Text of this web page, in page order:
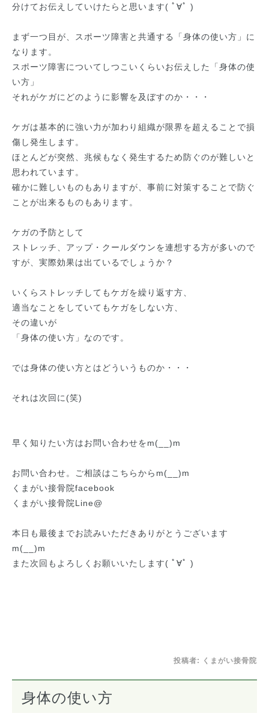
分けてお伝えしていけたらと思います( ﾟ∀ﾟ )
まず一つ目が、スポーツ障害と共通する「身体の使い方」に
なります。
スポーツ障害についてしつこいくらいお伝えした「身体の使
い方」
それがケガにどのように影響を及ぼすのか・・・
ケガは基本的に強い力が加わり組織が限界を超えることで損
傷し発生します。
ほとんどが突然、兆候もなく発生するため防ぐのが難しいと
思われています。
確かに難しいものもありますが、事前に対策することで防ぐ
ことが出来るものもあります。
ケガの予防として
ストレッチ、アップ・クールダウンを連想する方が多いので
すが、実際効果は出ているでしょうか？
いくらストレッチしてもケガを繰り返す方、
適当なことをしていてもケガをしない方、
その違いが
「身体の使い方」なのです。
では身体の使い方とはどういうものか・・・
それは次回に(笑)
早く知りたい方はお問い合わせをm(__)m
お問い合わせ。ご相談はこちらからm(__)m
くまがい接骨院facebook
くまがい接骨院Line@
本日も最後までお読みいただきありがとうございます
m(__)m
また次回もよろしくお願いいたします( ﾟ∀ﾟ )
投稿者: くまがい接骨院
身体の使い方